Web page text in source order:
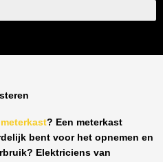
? Een meterkast
bent voor het opnemen en
Elektriciens van